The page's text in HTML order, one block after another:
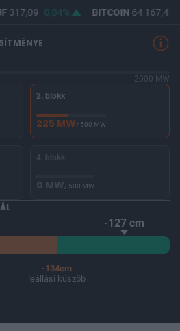
317,09 0,04% BITCOIN 64 167,45
2000 MW
2. blokk
225 MW/ 500 MW
4. blokk
0 MW/ 500 MW
-127 cm
-134cm
leállási küszöb